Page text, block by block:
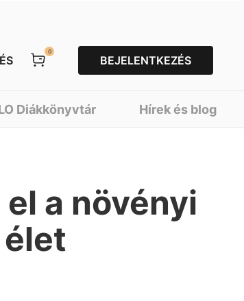
0
BEJELENTKEZÉS
Diákkönyvtár Hírek és blog
a növényi